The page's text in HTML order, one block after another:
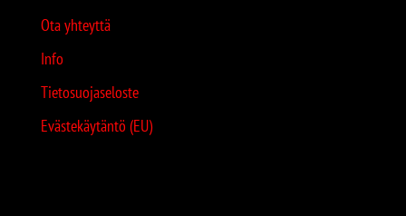
Ota yhteyttä
Info
Tietosuojaseloste
Evästekäytäntö (EU)